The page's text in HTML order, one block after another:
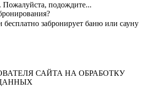
Пожалуйста, подождите...
бесплатно забронирует баню или сауну
САЙТА НА ОБРАБОТКУ